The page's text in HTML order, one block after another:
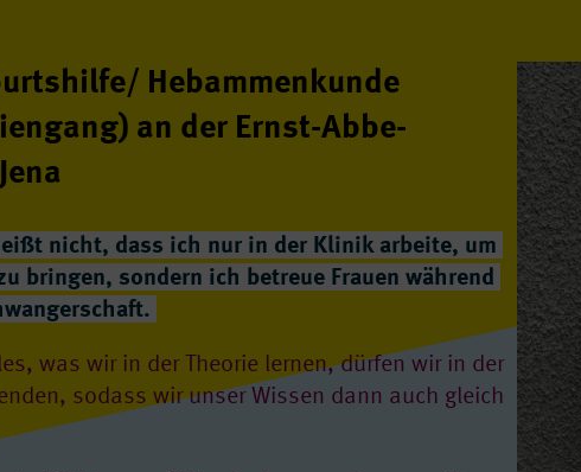
Hebammenkunde
an der Ernst-Abbe-
nicht, dass ich nur in der Klinik arbeite, um
bringen, sondern ich betreue Frauen während
was wir in der Theorie lernen, dürfen wir in der
sodass wir unser Wissen dann auch gleich